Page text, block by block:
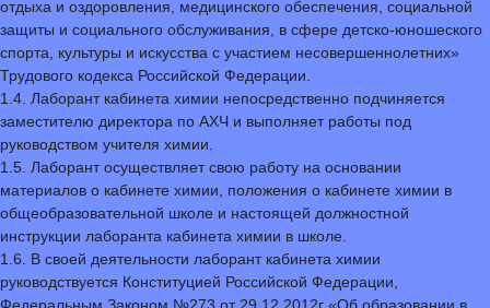
отдыха и оздоровления, медицинского обеспечения, социальной
защиты и социального обслуживания, в сфере детско-юношеского
спорта, культуры и искусства с участием несовершеннолетних»
Трудового кодекса Российской Федерации.
1.4. Лаборант кабинета химии непосредственно подчиняется
заместителю директора по АХЧ и выполняет работы под
руководством учителя химии.
1.5. Лаборант осуществляет свою работу на основании
материалов о кабинете химии, положения о кабинете химии в
общеобразовательной школе и настоящей должностной
инструкции лаборанта кабинета химии в школе.
1.6. В своей деятельности лаборант кабинета химии
руководствуется Конституцией Российской Федерации,